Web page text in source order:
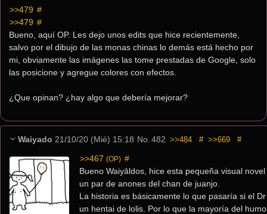
>>479 #
>>479 #
Bueno, aquí OP. Les dejo unos edits que hice recientemente,
salvo por el dibujo de las monas chinas lo demás está hecho por
mi, obviamente las imágenes las tome prestadas de Google, solo
las posicione y agregue colores con efectos.
¿Que opinan? ¿hay algo que debería mejorar?
Waiyado 21/10/20 (Mié) 15:18 No. 482 >>484 # >>669 #
>>467 (OP) #
Bueno Waiyāldos, hice esta pequeña visual
un par de anones del chan de juanjo.
La historia es básicamente lo que pasaría si el
un hentai de lolis. Por lo que la mayoría del